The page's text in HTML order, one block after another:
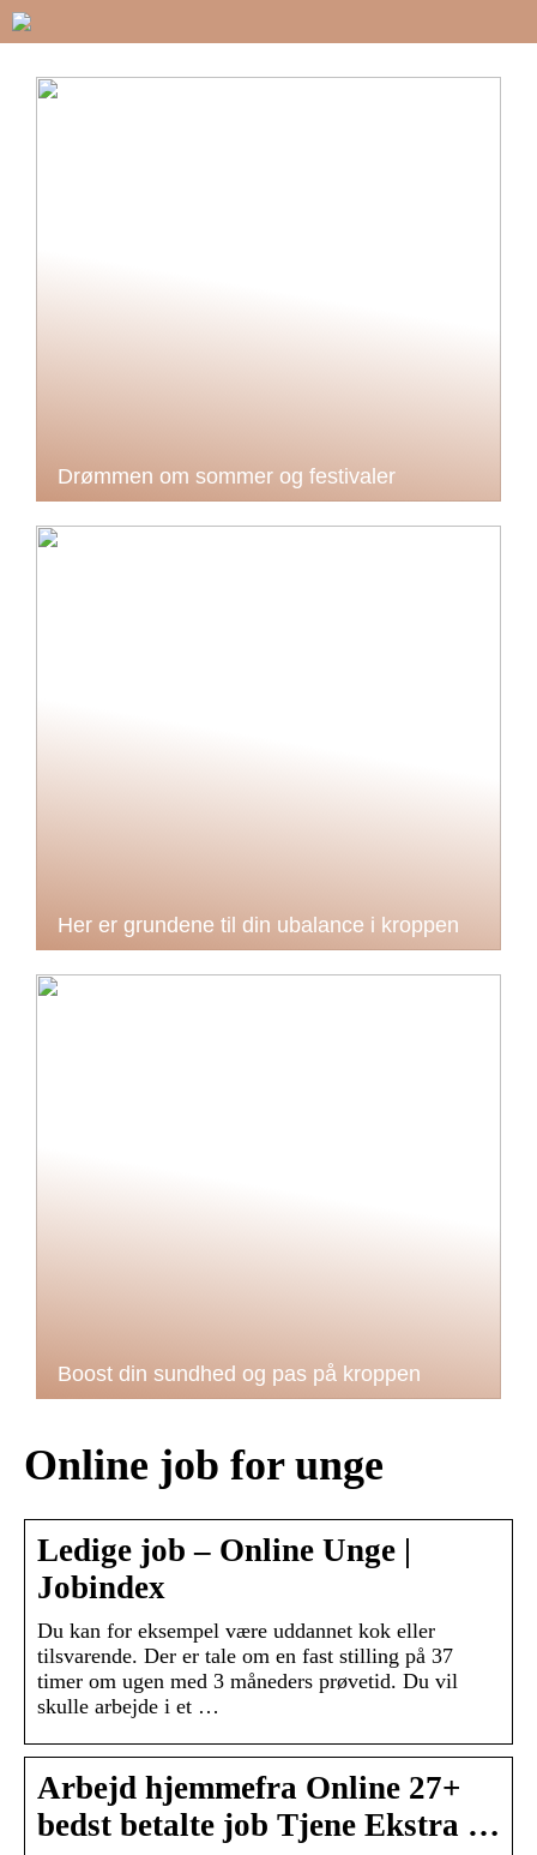
Drømmen om sommer og festivaler
Her er grundene til din ubalance i kroppen
Boost din sundhed og pas på kroppen
Online job for unge
Ledige job – Online Unge |
Jobindex
Du kan for eksempel være uddannet kok eller
tilsvarende. Der er tale om en fast stilling på 37
timer om ugen med 3 måneders prøvetid. Du vil
skulle arbejde i et …
Arbejd hjemmefra Online 27+
bedst betalte job Tjene Ekstra …